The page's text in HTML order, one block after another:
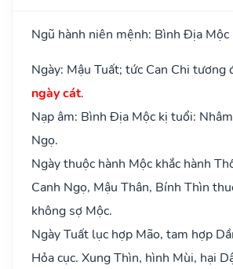
Ngũ hành niên mệnh: Bình Địa Mộc
Ngày: Mậu Tuất; tức Can Chi tương
ngày cát.
Nạp âm: Bình Địa Mộc kị tuổi:
Ngọ.
Ngày thuộc hành Mộc khắc hành
Canh Ngọ, Mậu Thân, Bính Thìn
không sợ Mộc.
Ngày Tuất lục hợp Mão, tam hợp
Hỏa cục. Xung Thìn, hình Mùi, hại